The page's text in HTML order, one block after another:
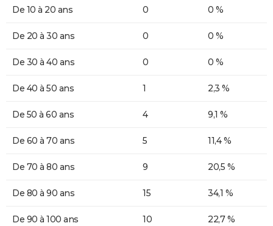
De 10 à 20 ans 0 0 %
De 20 à 30 ans 0 0 %
De 30 à 40 ans 0 0 %
De 40 à 50 ans 1 2,3 %
De 50 à 60 ans 4 9,1 %
De 60 à 70 ans 5 11,4 %
De 70 à 80 ans 9 20,5 %
De 80 à 90 ans 15 34,1 %
De 90 à 100 ans 10 22,7 %